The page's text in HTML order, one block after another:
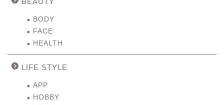
BODY
FACE
HEALTH
LIFE STYLE
APP
HOBBY